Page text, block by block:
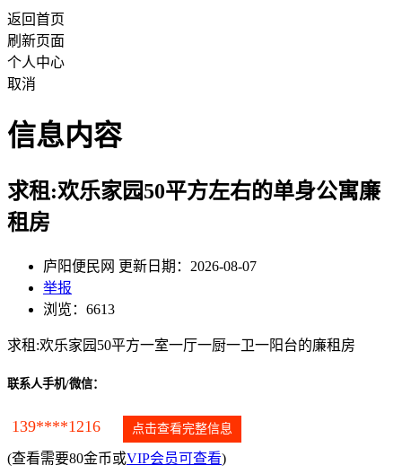
返回首页
刷新页面
个人中心
取消
信息内容
求租:欢乐家园50平方左右的单身公寓廉
租房
庐阳便民网 更新日期：2026-08-07
举报
浏览：6613
求租:欢乐家园50平方一室一厅一厨一卫一阳台的廉租房
联系人手机/微信：
139****1216 点击查看完整信息
(查看需要80金币或VIP会员可查看)